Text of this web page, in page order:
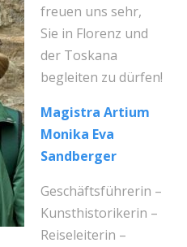
freuen uns sehr,
Sie in Florenz und
der Toskana
begleiten zu dürfen!
Magistra Artium
Monika Eva
Sandberger
Geschäftsführerin –
Kunsthistorikerin –
Reiseleiterin –